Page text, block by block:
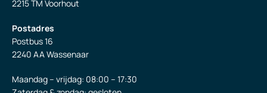
2215 TM Voorhout
Postadres
Postbus 16
2240 AA Wassenaar
Maandag – vrijdag: 08:00 – 17:30